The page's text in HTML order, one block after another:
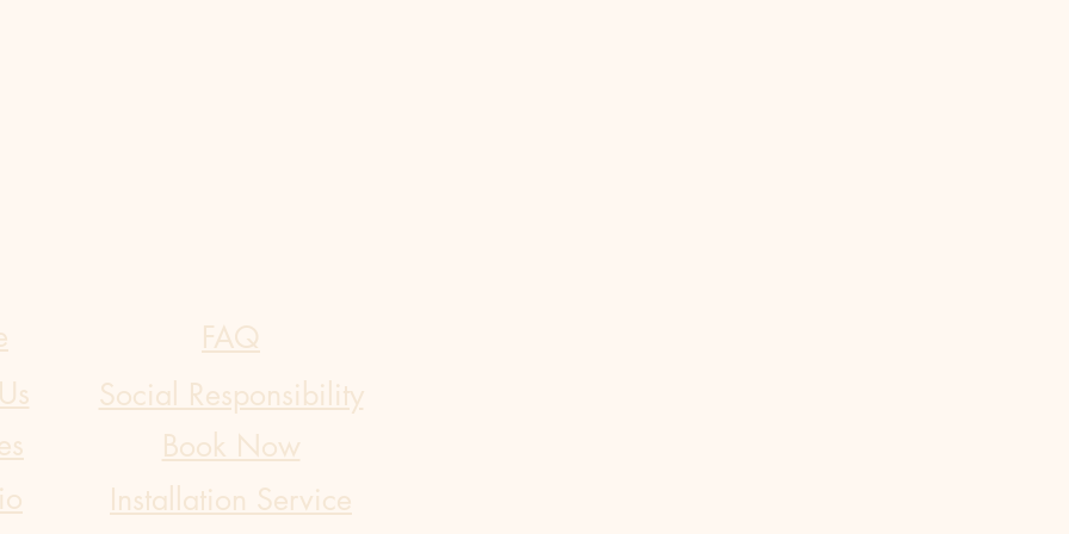
FAQ
Social Responsibility
Book Now
​Installation Service